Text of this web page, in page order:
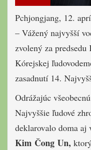
Pchjongjang, 12.
– Vážený najvyšší
zvolený za
Kórejskej
zasadnutí 14.
Odrážajúc
Najvyššie ľudové
deklarovalo doma aj
Kim Čong Un,